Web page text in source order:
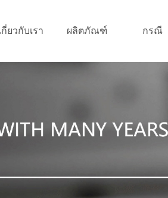
กี่ยวกับเรา ผลิตภัณฑ์ กรณี